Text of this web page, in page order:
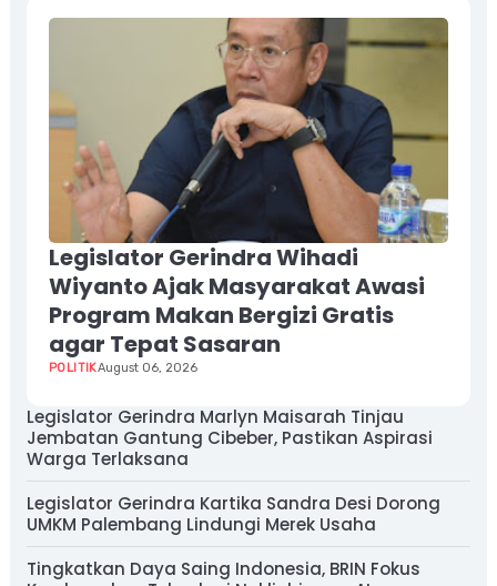
Legislator Gerindra Wihadi
Wiyanto Ajak Masyarakat Awasi
Program Makan Bergizi Gratis
agar Tepat Sasaran
POLITIKAugust 06, 2026
Legislator Gerindra Marlyn Maisarah Tinjau
Jembatan Gantung Cibeber, Pastikan Aspirasi
Warga Terlaksana
Legislator Gerindra Kartika Sandra Desi Dorong
UMKM Palembang Lindungi Merek Usaha
Tingkatkan Daya Saing Indonesia, BRIN Fokus